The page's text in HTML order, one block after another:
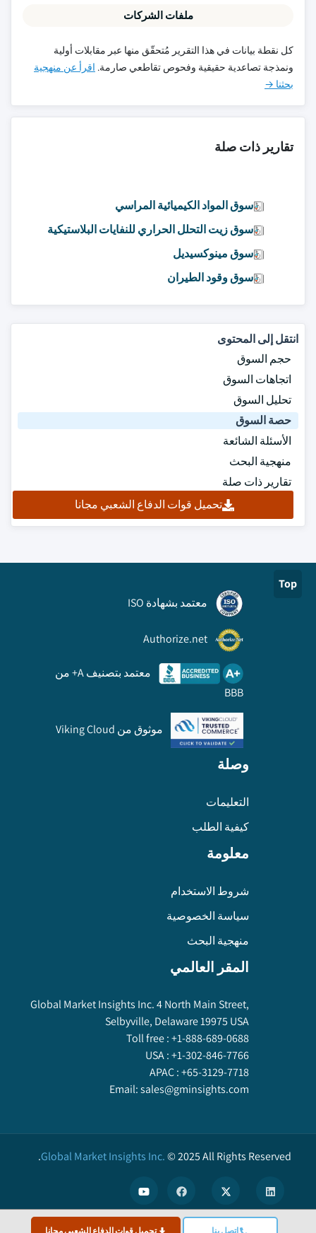
اتصل بنا تحميل قوات الدفاع الشعبي مجانا
ملفات الشركات
كل نقطة بيانات في هذا التقرير مُتحقّق منها عبر مقابلات أولية
ونمذجة تصاعدية حقيقية وفحوص تقاطعي صارمة. اقرأ عن منهجية
بحثنا →
تقارير ذات صلة
سوق المواد الكيميائية المراسي
سوق زيت التحلل الحراري للنفايات البلاستيكية
سوق مينوكسيديل
سوق وقود الطيران
انتقل إلى المحتوى
حجم السوق
اتجاهات السوق
تحليل السوق
حصة السوق
الأسئلة الشائعة
منهجية البحث
تقارير ذات صلة
تحميل قوات الدفاع الشعبي مجانا
Top
معتمد بشهادة ISO
Authorize.net
معتمد بتصنيف A+ من
BBB
موثوق من Viking Cloud
وصلة
التعليمات
كيفية الطلب
معلومة
شروط الاستخدام
سياسة الخصوصية
منهجية البحث
المقر العالمي
Global Market Insights Inc. 4 North Main Street,
Selbyville, Delaware 19975 USA
Toll free :+1-888-689-0688
USA :+1-302-846-7766
APAC :+65-3129-7718
Email:sales@gminsights.com
Global Market Insights Inc.©2025All Rights Reserved.